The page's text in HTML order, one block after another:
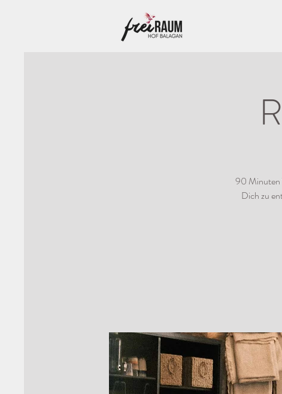
90 Minuten
Dich zu